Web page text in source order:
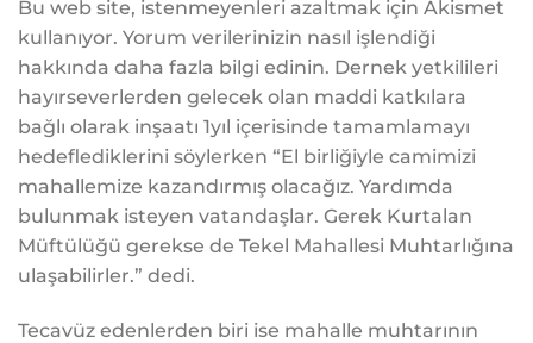
Bu web site, istenmeyenleri azaltmak için Akismet
kullanıyor. Yorum verilerinizin nasıl işlendiği
hakkında daha fazla bilgi edinin. Dernek yetkilileri
hayırseverlerden gelecek olan maddi katkılara
bağlı olarak inşaatı 1yıl içerisinde tamamlamayı
hedeflediklerini söylerken “El birliğiyle camimizi
mahallemize kazandırmış olacağız. Yardımda
bulunmak isteyen vatandaşlar. Gerek Kurtalan
Müftülüğü gerekse de Tekel Mahallesi Muhtarlığına
ulaşabilirler.” dedi.
Tecavüz edenlerden biri ise mahalle muhtarının